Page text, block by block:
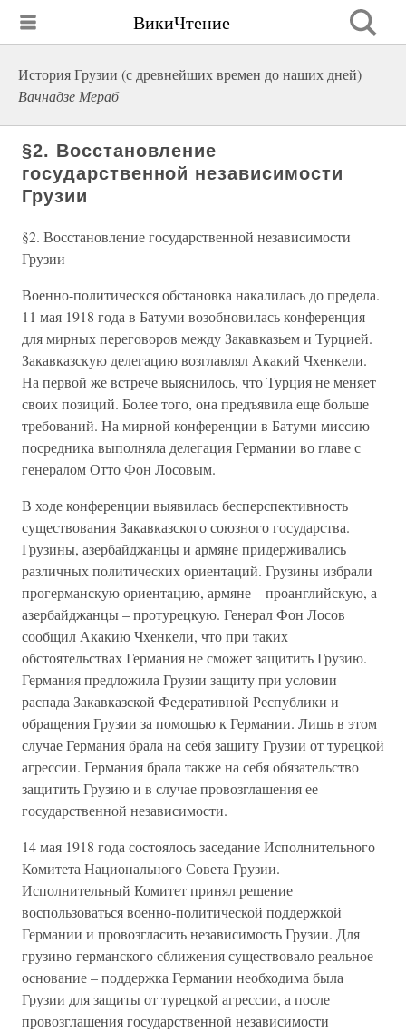
ВикиЧтение
История Грузии (с древнейших времен до наших дней)
Вачнадзе Мераб
§2. Восстановление
государственной независимости
Грузии
§2. Восстановление государственной независимости
Грузии
Военно-политическся обстановка накалилась до предела.
11 мая 1918 года в Батуми возобновилась конференция
для мирных переговоров между Закавказьем и Турцией.
Закавказскую делегацию возглавлял Акакий Чхенкели.
На первой же встрече выяснилось, что Турция не меняет
своих позиций. Более того, она предъявила еще больше
требований. На мирной конференции в Батуми миссию
посредника выполняла делегация Германии во главе с
генералом Отто Фон Лосовым.
В ходе конференции выявилась бесперспективность
существования Закавказского союзного государства.
Грузины, азербайджанцы и армяне придерживались
различных политических ориентаций. Грузины избрали
прогерманскую ориентацию, армяне – проанглийскую, а
азербайджанцы – протурецкую. Генерал Фон Лосов
сообщил Акакию Чхенкели, что при таких
обстоятельствах Германия не сможет защитить Грузию.
Германия предложила Грузии защиту при условии
распада Закавказской Федеративной Республики и
обращения Грузии за помощью к Германии. Лишь в этом
случае Германия брала на себя защиту Грузии от турецкой
агрессии. Германия брала также на себя обязательство
защитить Грузию и в случае провозглашения ее
государственной независимости.
14 мая 1918 года состоялось заседание Исполнительного
Комитета Национального Совета Грузии.
Исполнительный Комитет принял решение
воспользоваться военно-политической поддержкой
Германии и провозгласить независимость Грузии. Для
грузино-германского сближения существовало реальное
основание – поддержка Германии необходима была
Грузии для защиты от турецкой агрессии, а после
провозглашения государственной независимости